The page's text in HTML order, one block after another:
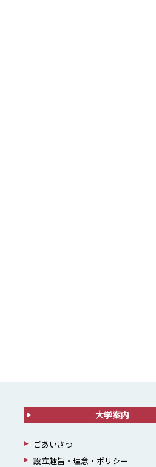
大学案内
ごあいさつ
設立趣旨・理念・ポリシー